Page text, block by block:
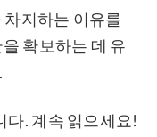
지하는 이유를
확보하는 데 유
다. 계속 읽으세요!